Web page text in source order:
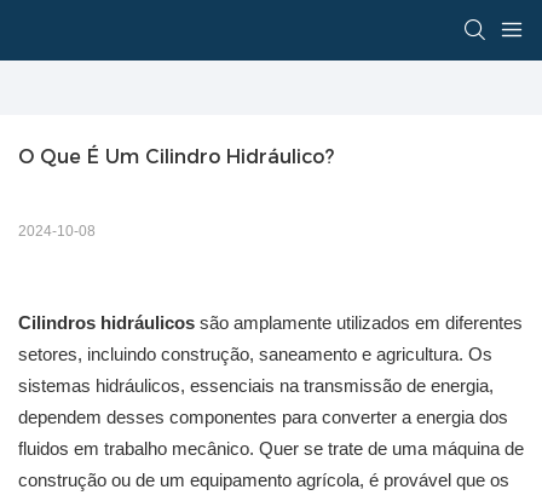
O Que É Um Cilindro Hidráulico?
2024-10-08
Cilindros hidráulicos são amplamente utilizados em diferentes
setores, incluindo construção, saneamento e agricultura. Os
sistemas hidráulicos, essenciais na transmissão de energia,
dependem desses componentes para converter a energia dos
fluidos em trabalho mecânico. Quer se trate de uma máquina de
construção ou de um equipamento agrícola, é provável que os